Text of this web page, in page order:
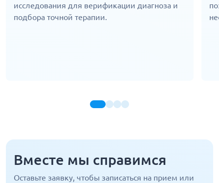
исследования для верификации диагноза и
подбора точной терапии.
Вместе мы справимся
Оставьте заявку, чтобы записаться на прием или